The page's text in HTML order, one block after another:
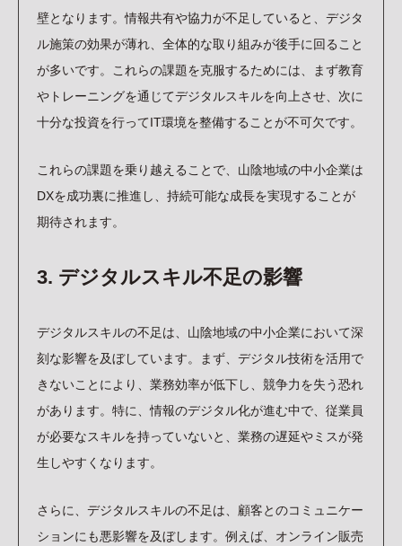
壁となります。情報共有や協力が不足していると、デジタ
ル施策の効果が薄れ、全体的な取り組みが後手に回ること
が多いです。これらの課題を克服するためには、まず教育
やトレーニングを通じてデジタルスキルを向上させ、次に
十分な投資を行ってIT環境を整備することが不可欠です。
これらの課題を乗り越えることで、山陰地域の中小企業は
DXを成功裏に推進し、持続可能な成長を実現することが
期待されます。
3. デジタルスキル不足の影響
デジタルスキルの不足は、山陰地域の中小企業において深
刻な影響を及ぼしています。まず、デジタル技術を活用で
きないことにより、業務効率が低下し、競争力を失う恐れ
があります。特に、情報のデジタル化が進む中で、従業員
が必要なスキルを持っていないと、業務の遅延やミスが発
生しやすくなります。
さらに、デジタルスキルの不足は、顧客とのコミュニケー
ションにも悪影響を及ぼします。例えば、オンライン販売